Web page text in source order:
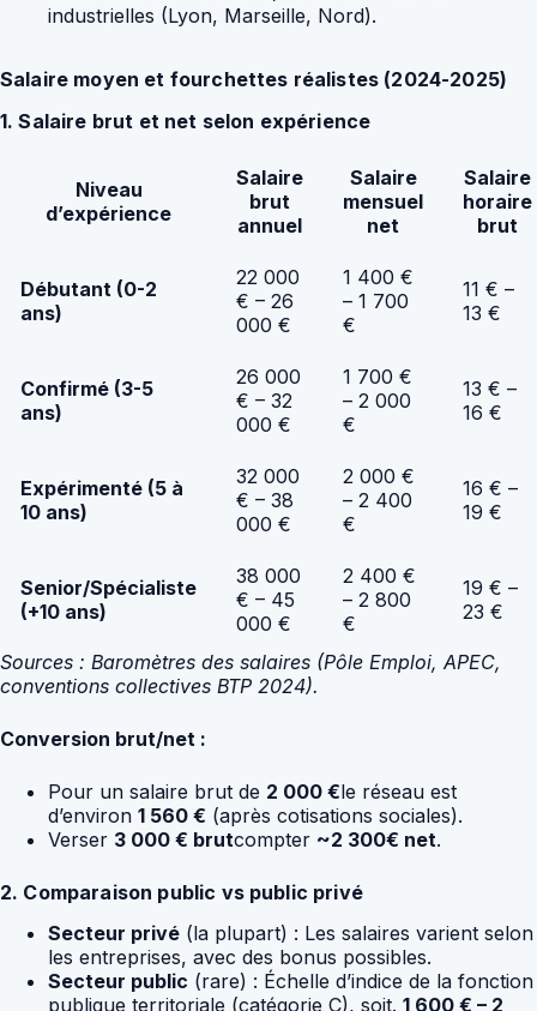
industrielles (Lyon, Marseille, Nord).
Salaire moyen et fourchettes réalistes (2024-2025)
1. Salaire brut et net selon expérience
Niveau
d’expérience
Salaire
brut
annuel
Salaire
mensuel
net
Salaire
horaire
brut
Débutant (0-2
ans)
22 000
€ – 26
000 €
1 400 €
– 1 700
€
11 € –
13 €
Confirmé (3-5
ans)
26 000
€ – 32
000 €
1 700 €
– 2 000
€
13 € –
16 €
Expérimenté (5 à
10 ans)
32 000
€ – 38
000 €
2 000 €
– 2 400
€
16 € –
19 €
Senior/Spécialiste
(+10 ans)
38 000
€ – 45
000 €
2 400 €
– 2 800
€
19 € –
23 €
Sources : Baromètres des salaires (Pôle Emploi, APEC,
conventions collectives BTP 2024).
Conversion brut/net :
Pour un salaire brut de 2 000 €le réseau est
d’environ 1 560 € (après cotisations sociales).
Verser 3 000 € brutcompter ~2 300€ net.
2. Comparaison public vs public privé
Secteur privé (la plupart) : Les salaires varient selon
les entreprises, avec des bonus possibles.
Secteur public (rare) : Échelle d’indice de la fonction
publique territoriale (catégorie C), soit. 1 600 € – 2